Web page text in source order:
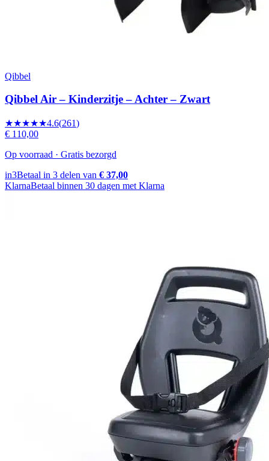
Qibbel
Qibbel Air – Kinderzitje – Achter – Zwart
★★★★★4.6(261)
€ 110,00
Op voorraad · Gratis bezorgd
in3Betaal in 3 delen van € 37,00
KlarnaBetaal binnen 30 dagen met Klarna